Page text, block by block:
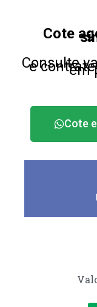
Cote
Consulte
e em
Cote